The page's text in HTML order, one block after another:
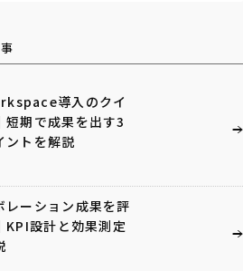
導入のクイ
短期で成果を出す3
ントを解説
レーション成果を評
KPI設計と効果測定